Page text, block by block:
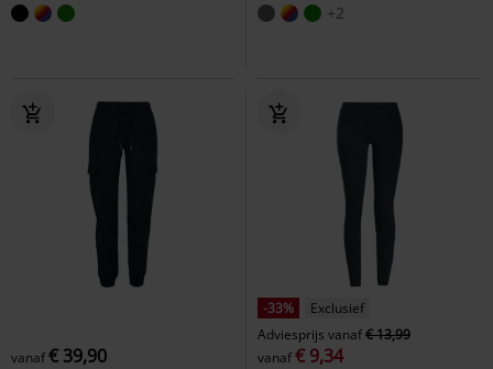
+2
vanaf€ 39,90
-33%
Exclusief
Adviesprijs vanaf€ 13,99
vanaf€ 9,34